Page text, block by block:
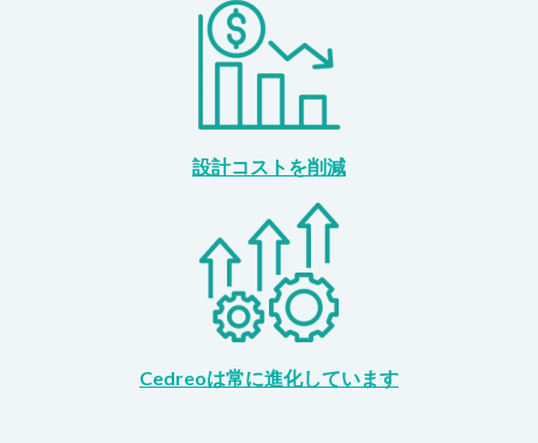
設計コストを削減
Cedreoは常に進化しています